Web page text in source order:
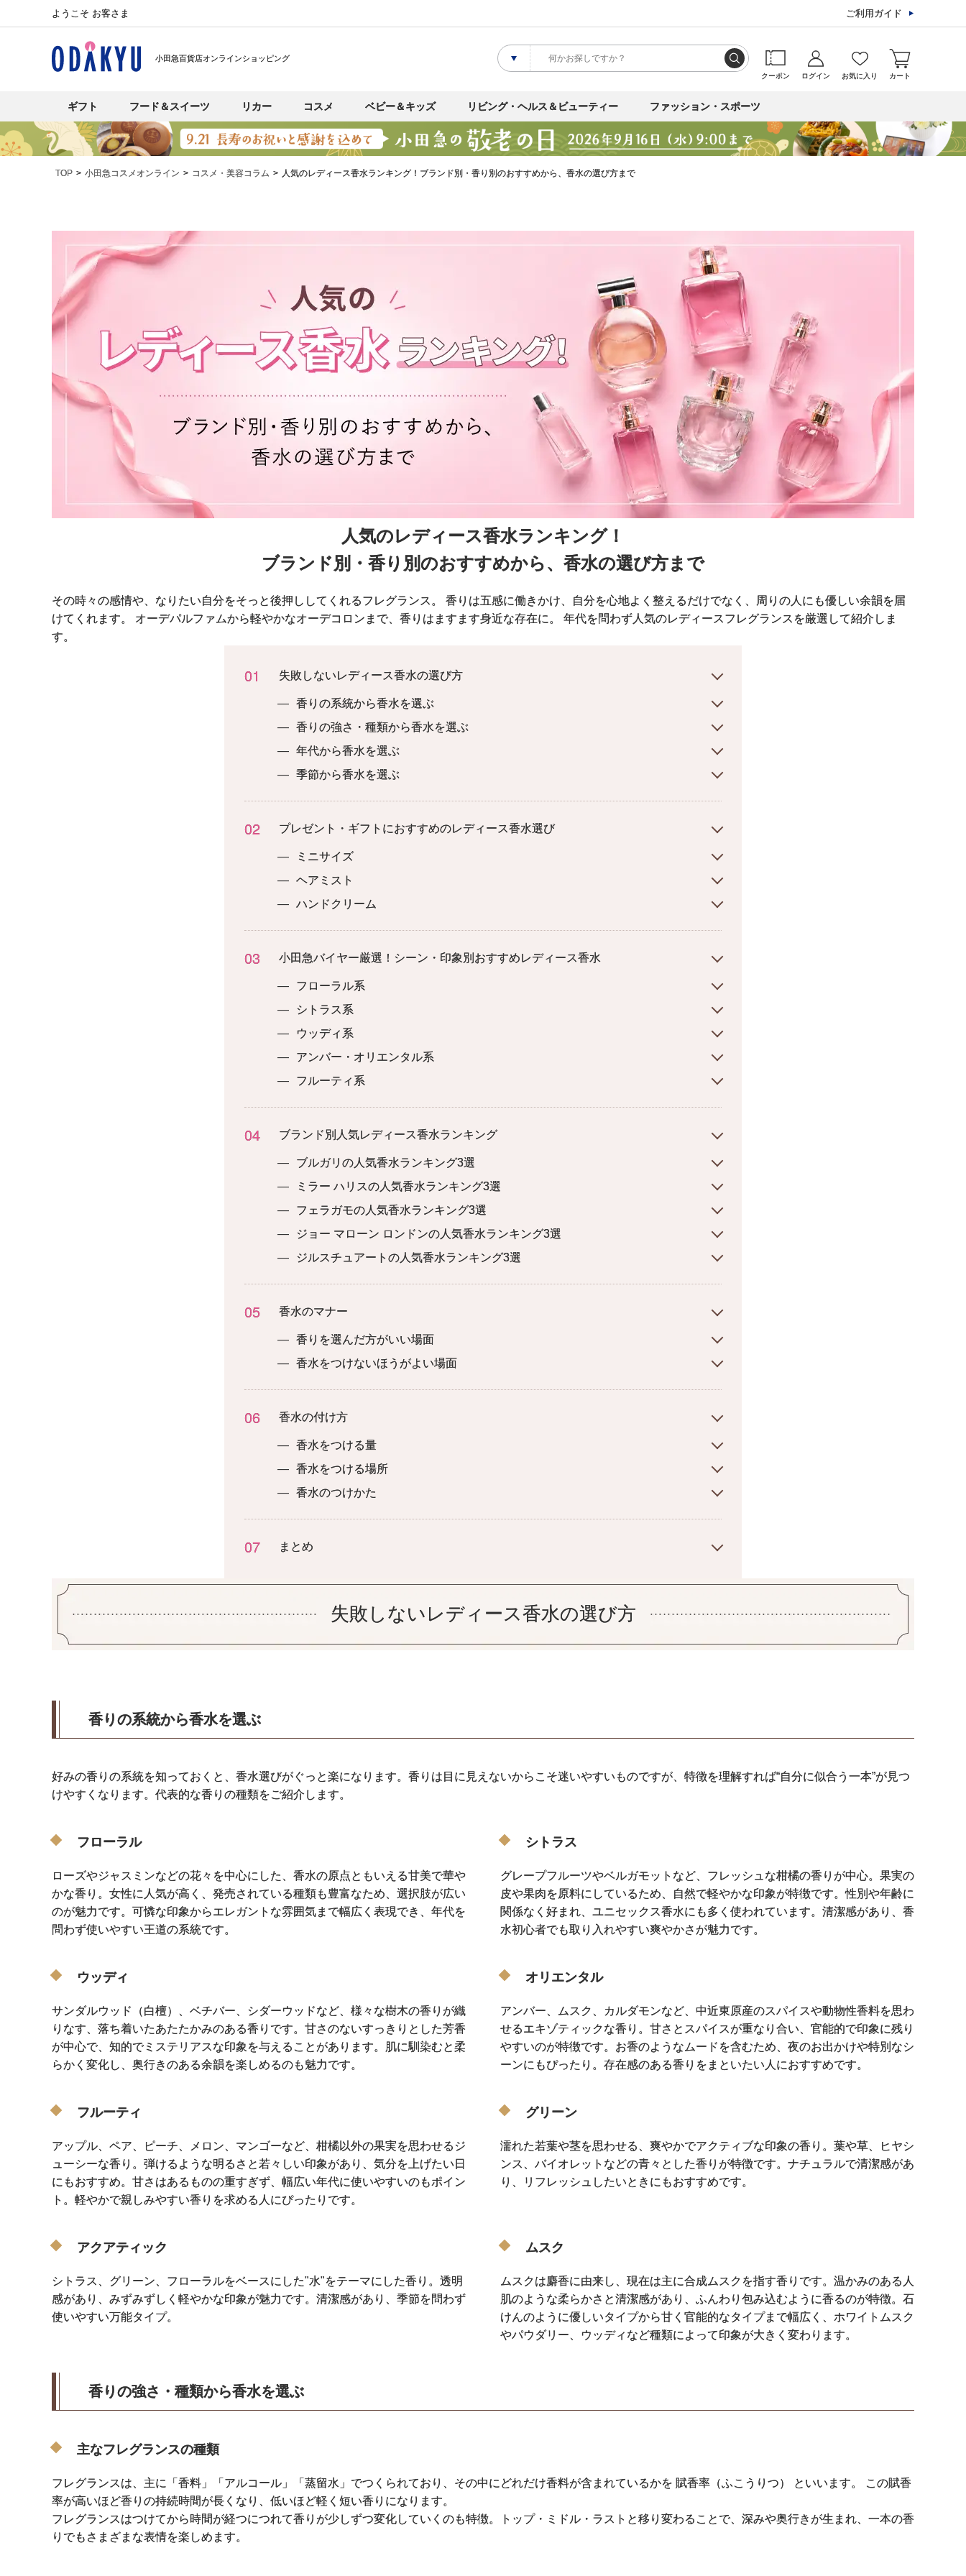
ようこそ お客さま ご利用ガイド
小田急百貨店オンラインショッピング
クーポン ログイン お気に入り カート
ギフト フード＆スイーツ リカー コスメ ベビー＆キッズ リビング・ヘルス＆ビューティー ファッション・スポーツ
TOP 小田急コスメオンライン コスメ・美容コラム 人気のレディース香水ランキング！ブランド別・香り別のおすすめから、香水の選び方まで
人気のレディース香水ランキング！
ブランド別・香り別のおすすめから、 香水の選び方まで
その時々の感情や、なりたい自分をそっと後押ししてくれるフレグランス。 香りは五感に働きかけ、自分を心地よく整えるだけでなく、周りの人にも優しい余韻を届
けてくれます。 オーデパルファムから軽やかなオーデコロンまで、香りはますます身近な存在に。 年代を問わず人気のレディースフレグランスを厳選して紹介しま
す。
01 失敗しないレディース香水の選び方
— 香りの系統から香水を選ぶ
— 香りの強さ・種類から香水を選ぶ
— 年代から香水を選ぶ
— 季節から香水を選ぶ
02 プレゼント・ギフトにおすすめのレディース香水選び
—
ミニサイズ
— ヘアミスト
— ハンドクリーム
03 小田急バイヤー厳選！シーン・印象別おすすめレディース香水
—
フローラル系
—
シトラス系
—
ウッディ系
—
アンバー・オリエンタル系
—
フルーティ系
04 ブランド別人気レディース香水ランキング
—
ブルガリの人気香水ランキング3選
—
ミラー ハリスの人気香水ランキング3選
—
フェラガモの人気香水ランキング3選
—
ジョー マローン ロンドンの人気香水ランキング3選
—
ジルスチュアートの人気香水ランキング3選
05 香水のマナー
— 香りを選んだ方がいい場面
— 香水をつけないほうがよい場面
06 香水の付け方
— 香水をつける量
— 香水をつける場所
— 香水のつけかた
07 まとめ
失敗しないレディース香水の選び方
香りの系統から香水を選ぶ
好みの香りの系統を知っておくと、香水選びがぐっと楽になります。香りは目に見えないからこそ迷いやすいものですが、特徴を理解すれば“自分に似合う一本”が見つ
けやすくなります。代表的な香りの種類をご紹介します。
フローラル
ローズやジャスミンなどの花々を中心にした、香水の原点ともいえる甘美で華や
かな香り。女性に人気が高く、発売されている種類も豊富なため、選択肢が広い
のが魅力です。可憐な印象からエレガントな雰囲気まで幅広く表現でき、年代を
問わず使いやすい王道の系統です。
シトラス
グレープフルーツやベルガモットなど、フレッシュな柑橘の香りが中心。果実の
皮や果肉を原料にしているため、自然で軽やかな印象が特徴です。性別や年齢に
関係なく好まれ、ユニセックス香水にも多く使われています。清潔感があり、香
水初心者でも取り入れやすい爽やかさが魅力です。
ウッディ
サンダルウッド（白檀）、ベチバー、シダーウッドなど、様々な樹木の香りが織
りなす、落ち着いたあたたかみのある香りです。甘さのないすっきりとした芳香
が中心で、知的でミステリアスな印象を与えることがあります。肌に馴染むと柔
らかく変化し、奥行きのある余韻を楽しめるのも魅力です。
オリエンタル
アンバー、ムスク、カルダモンなど、中近東原産のスパイスや動物性香料を思わ
せるエキゾティックな香り。甘さとスパイスが重なり合い、官能的で印象に残り
やすいのが特徴です。お香のようなムードを含むため、夜のお出かけや特別なシ
ーンにもぴったり。存在感のある香りをまといたい人におすすめです。
フルーティ
アップル、ペア、ピーチ、メロン、マンゴーなど、柑橘以外の果実を思わせるジ
ューシーな香り。弾けるような明るさと若々しい印象があり、気分を上げたい日
にもおすすめ。甘さはあるものの重すぎず、幅広い年代に使いやすいのもポイン
ト。軽やかで親しみやすい香りを求める人にぴったりです。
グリーン
濡れた若葉や茎を思わせる、爽やかでアクティブな印象の香り。葉や草、ヒヤシ
ンス、バイオレットなどの青々とした香りが特徴です。ナチュラルで清潔感があ
り、リフレッシュしたいときにもおすすめです。
アクアティック
シトラス、グリーン、フローラルをベースにした"水"をテーマにした香り。透明
感があり、みずみずしく軽やかな印象が魅力です。清潔感があり、季節を問わず
使いやすい万能タイプ。
ムスク
ムスクは麝香に由来し、現在は主に合成ムスクを指す香りです。温かみのある人
肌のような柔らかさと清潔感があり、ふんわり包み込むように香るのが特徴。石
けんのように優しいタイプから甘く官能的なタイプまで幅広く、ホワイトムスク
やパウダリー、ウッディなど種類によって印象が大きく変わります。
香りの強さ・種類から香水を選ぶ
主なフレグランスの種類
フレグランスは、主に「香料」「アルコール」「蒸留水」でつくられており、その中にどれだけ香料が含まれているかを 賦香率（ふこうりつ） といいます。 この賦香
率が高いほど香りの持続時間が長くなり、低いほど軽く短い香りになります。
フレグランスはつけてから時間が経つにつれて香りが少しずつ変化していくのも特徴。トップ・ミドル・ラストと移り変わることで、深みや奥行きが生まれ、一本の香
りでもさまざまな表情を楽しめます。